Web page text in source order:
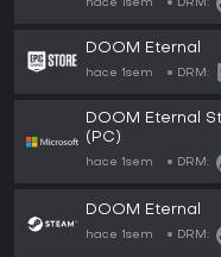
hace 1sem DRM:
DOOM Eternal
hace 1sem DRM:
DOOM Eternal
(PC)
hace 1sem DRM:
DOOM Eternal
hace 1sem DRM: